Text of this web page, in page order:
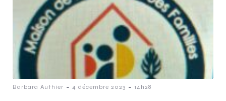
Barbara Authier - 4 décembre 2023 - 14h28